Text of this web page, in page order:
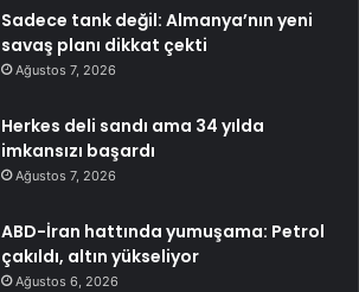
Sadece tank değil: Almanya’nın yeni
savaş planı dikkat çekti
Ağustos 7, 2026
Herkes deli sandı ama 34 yılda
imkansızı başardı
Ağustos 7, 2026
ABD-İran hattında yumuşama: Petrol
çakıldı, altın yükseliyor
Ağustos 6, 2026